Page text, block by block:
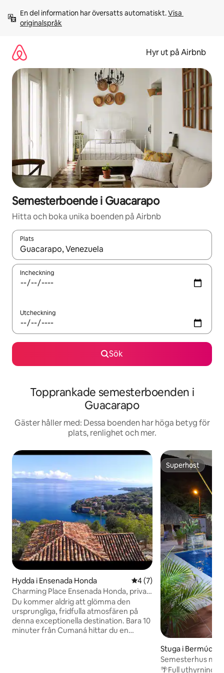
innehåll
En del information har översatts automatiskt. Visa
originalspråk
Hyr ut på Airbnb
Semesterboende i Guacarapo
Hitta och boka unika boenden på Airbnb
Plats
När resultaten är tillgängliga kan du navigera med upp- och
Incheckning
Utcheckning
Sök
Topprankade semesterboenden i
Guacarapo
Gäster håller med: Dessa boenden har höga betyg för
plats, renlighet och mer.
Hydda i Ensenada Honda 4 av 5 i genomsnittligt
4 (7)
Charming Place Ensenada Honda, privat
pool
Du kommer aldrig att glömma den
ursprungliga, fridfulla atmosfären på
denna exceptionella destination. Bara 10
minuter från Cumaná hittar du en
Superhost
Superhost
Stuga i Bermúdez
Semesterhus
🌴Full uthyrning